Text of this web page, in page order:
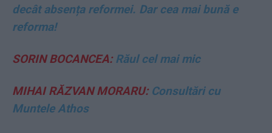
decât absența reformei. Dar cea mai bună e
reforma!
SORIN BOCANCEA:Răul cel mai mic
MIHAI RĂZVAN MORARU:Consultări cu
Muntele Athos